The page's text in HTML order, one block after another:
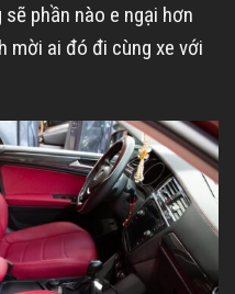
phần nào e ngại hơn
mời ai đó đi cùng xe với